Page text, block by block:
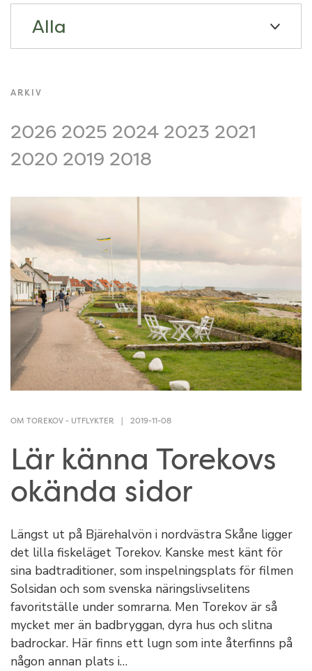
Alla
ARKIV
2026 2025 2024 2023 2021
2020 2019 2018
OM TOREKOV- UTFLYKTER 2019-11-08
Lär känna Torekovs
okända sidor
Längst ut på Bjärehalvön i nordvästra Skåne ligger
det lilla fiskeläget Torekov. Kanske mest känt för
sina badtraditioner, som inspelningsplats för filmen
Solsidan och som svenska näringslivselitens
favoritställe under somrarna. Men Torekov är så
mycket mer än badbryggan, dyra hus och slitna
badrockar. Här finns ett lugn som inte återfinns på
någon annan plats i…